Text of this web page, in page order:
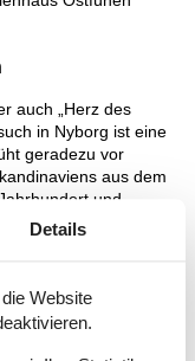
auch „Herz des
in Nyborg ist eine
geradezu vor
aus dem
und
1650er Jahren.
teilnehmen. In der
viele tolle Geschäfte
ein lokalhistorisches
schöne
Marina.
Details
Website